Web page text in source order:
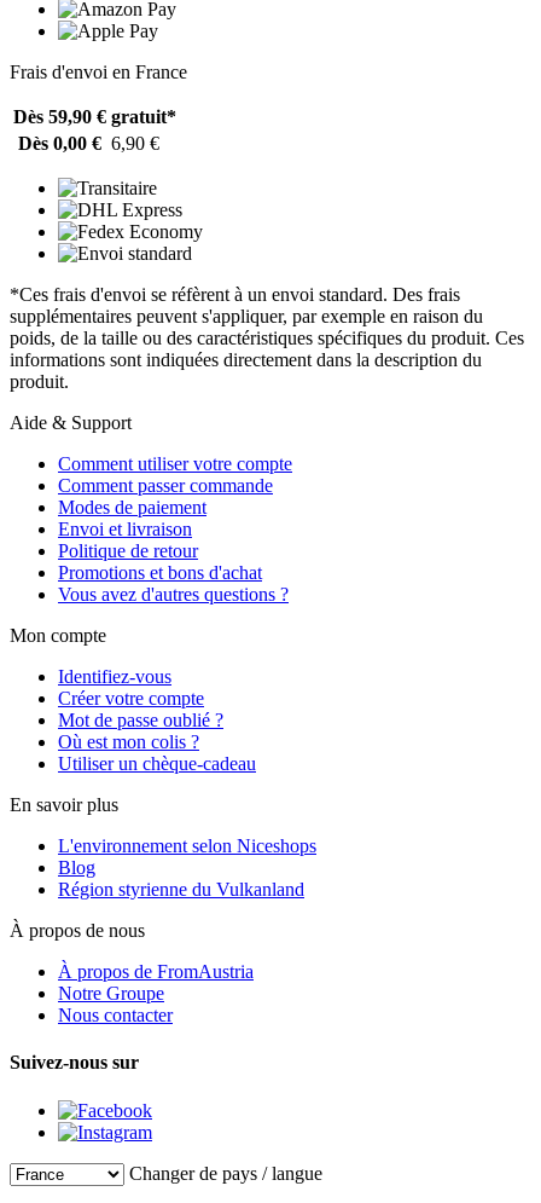
Frais d'envoi en France
Dès 59,90 € gratuit*
Dès 0,00 € 6,90 €
*Ces frais d'envoi se réfèrent à un envoi standard. Des frais
supplémentaires peuvent s'appliquer, par exemple en raison du
poids, de la taille ou des caractéristiques spécifiques du produit. Ces
informations sont indiquées directement dans la description du
produit.
Aide & Support
Comment utiliser votre compte
Comment passer commande
Modes de paiement
Envoi et livraison
Politique de retour
Promotions et bons d'achat
Vous avez d'autres questions ?
Mon compte
Identifiez-vous
Créer votre compte
Mot de passe oublié ?
Où est mon colis ?
Utiliser un chèque-cadeau
En savoir plus
L'environnement selon Niceshops
Blog
Région styrienne du Vulkanland
À propos de nous
À propos de FromAustria
Notre Groupe
Nous contacter
Suivez-nous sur
Changer de pays / langue